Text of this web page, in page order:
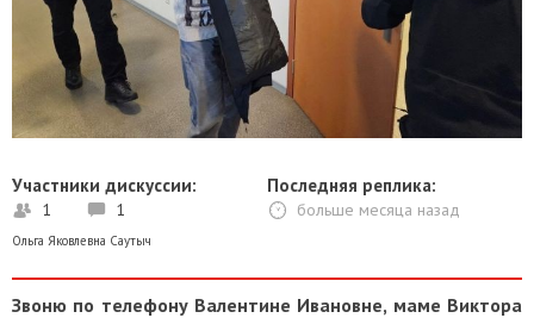
Участники дискуссии:
1 1
Последняя реплика:
больше месяца назад
Ольга Яковлевна Саутыч
Звоню по телефону Валентине Ивановне, маме Виктора